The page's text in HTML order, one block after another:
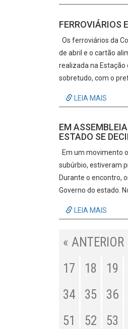
FERROVIÁRIOS
Os ferroviários da
de abril e o cartão
realizada na
sobretudo, com o
LEIA MAIS
EM
ESTADO SE
Em um movimento
subúrbio, estiveram
Durante o encontro,
Governo do estado.
LEIA MAIS
« ANTERIOR
17
18 19
34
35 36
51
52 53